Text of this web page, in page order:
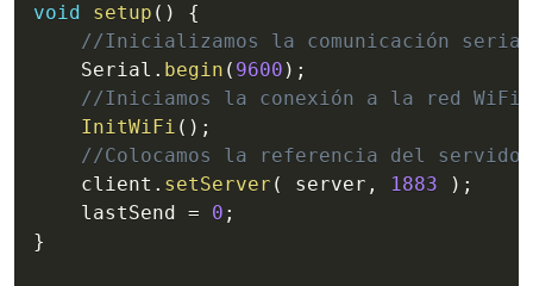
void setup ( )
{
//Inicializamos la comunicación
    Serial
. begin ( 9600 ) ;
//Iniciamos la conexión a la red WiFi
InitWiFi ( ) ;
//Colocamos la referencia del
    client
. setServer ( server , 1883 ) ;
    lastSend
= 0 ;
}